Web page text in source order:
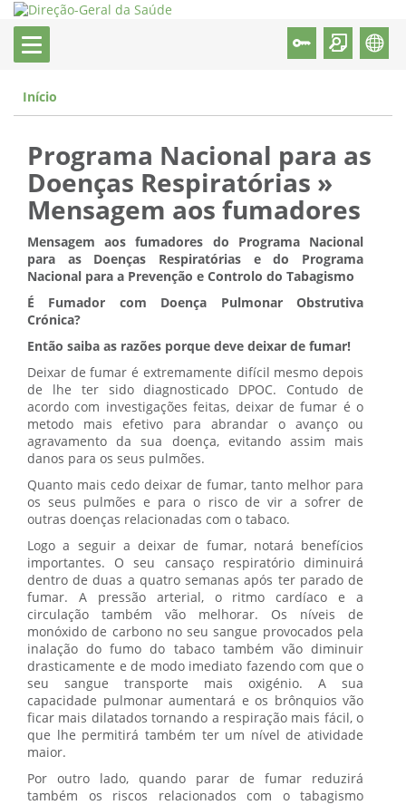
Início
Programa Nacional para as
Doenças Respiratórias »
Mensagem aos fumadores
Mensagem aos fumadores do Programa Nacional
para as Doenças Respiratórias e do Programa
Nacional para a Prevenção e Controlo do Tabagismo
É Fumador com Doença Pulmonar Obstrutiva
Crónica?
Então saiba as razões porque deve deixar de fumar!
Deixar de fumar é extremamente difícil mesmo depois
de lhe ter sido diagnosticado DPOC. Contudo de
acordo com investigações feitas, deixar de fumar é o
metodo mais efetivo para abrandar o avanço ou
agravamento da sua doença, evitando assim mais
danos para os seus pulmões.
Quanto mais cedo deixar de fumar, tanto melhor para
os seus pulmões e para o risco de vir a sofrer de
outras doenças relacionadas com o tabaco.
Logo a seguir a deixar de fumar, notará benefícios
importantes. O seu cansaço respiratório diminuirá
dentro de duas a quatro semanas após ter parado de
fumar. A pressão arterial, o ritmo cardíaco e a
circulação também vão melhorar. Os níveis de
monóxido de carbono no seu sangue provocados pela
inalação do fumo do tabaco também vão diminuir
drasticamente e de modo imediato fazendo com que o
seu sangue transporte mais oxigénio. A sua
capacidade pulmonar aumentará e os brônquios vão
ficar mais dilatados tornando a respiração mais fácil, o
que lhe permitirá também ter um nível de atividade
maior.
Por outro lado, quando parar de fumar reduzirá
também os riscos relacionados com o tabagismo